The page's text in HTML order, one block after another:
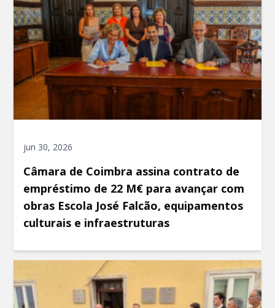
jun 30, 2026
Câmara de Coimbra assina contrato de
empréstimo de 22 M€ para avançar com
obras Escola José Falcão, equipamentos
culturais e infraestruturas